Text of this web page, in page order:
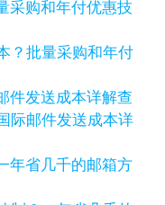
？批量采购和年付
查
际邮件发送成本详